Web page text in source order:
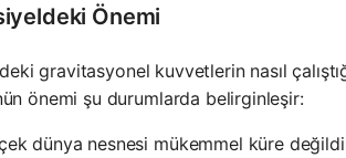
Önemi
gravitasyonel kuvvetlerin nasıl
önemi şu durumlarda belirginleşir:
dünya nesnesi mükemmel küre